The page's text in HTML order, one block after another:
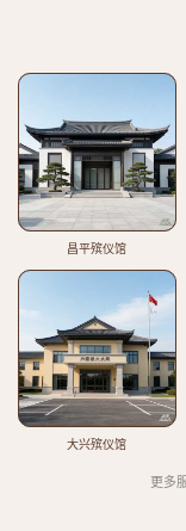
昌平殡仪馆
大兴殡仪馆
更多